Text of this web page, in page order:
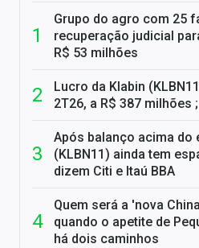
Grupo do agro com 25
recuperação judicial
R$ 53 milhões
Lucro da Klabin
2T26, a R$ 387 milhões
Após balanço acima do
(KLBN11) ainda tem
dizem Citi e Itaú BBA
Quem será a 'nova
quando o apetite de
há dois caminhos